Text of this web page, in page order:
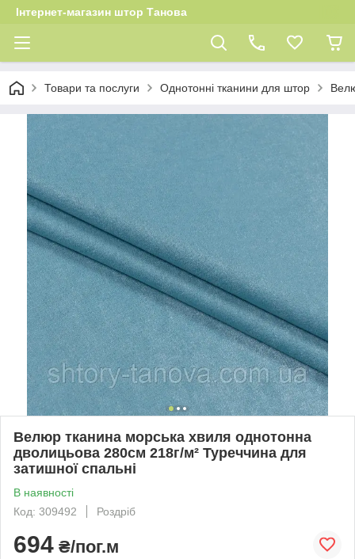
Інтернет-магазин штор Танова
Товари та послуги Однотонні тканини для штор
Велюр тканина морська хвиля однотонна
дволицьова 280см 218г/м² Туреччина для
затишної спальні
В наявності
Код: 309492
Роздріб
694 ₴/пог.м